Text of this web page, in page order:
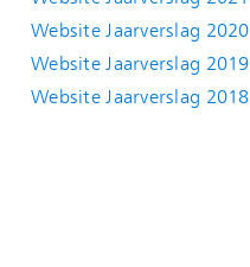
Website Jaarverslag 2020
Website Jaarverslag 2019
Website Jaarverslag 2018